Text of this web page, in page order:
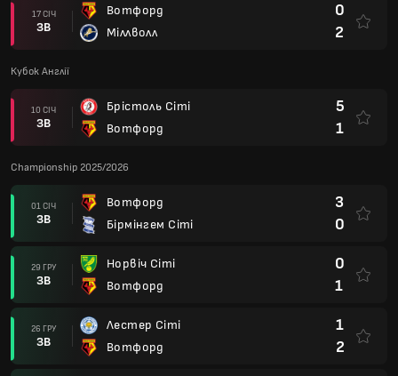
17 СІЧ
ЗВ
Вотфорд
Міллволл
0
2
Кубок Англії
10 СІЧ
ЗВ
Брістоль Сіті
Вотфорд
5
1
Championship 2025/2026
01 СІЧ
ЗВ
Вотфорд
Бірмінгем Сіті
3
0
29 ГРУ
ЗВ
Норвіч Сіті
Вотфорд
0
1
26 ГРУ
ЗВ
Лестер Сіті
Вотфорд
1
2